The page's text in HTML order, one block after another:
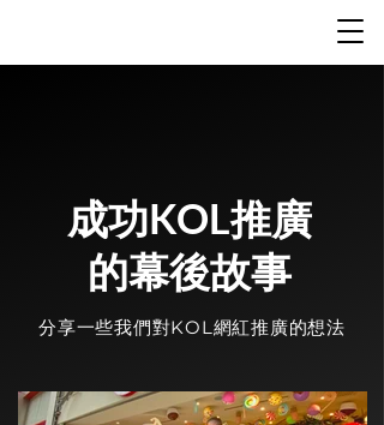
成功KOL推廣
的幕後故事
分享一些我們對KOL網紅推廣的想法